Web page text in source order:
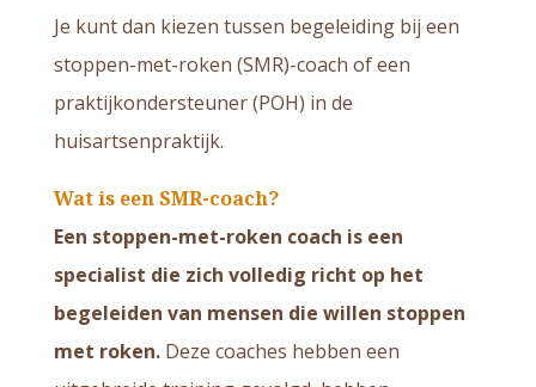
Je kunt dan kiezen tussen begeleiding bij een
stoppen-met-roken (SMR)-coach of een
praktijkondersteuner (POH) in de
huisartsenpraktijk.
Wat is een SMR-coach?
Een stoppen-met-roken coach is een
specialist die zich volledig richt op het
begeleiden van mensen die willen stoppen
met roken.Deze coaches hebben een